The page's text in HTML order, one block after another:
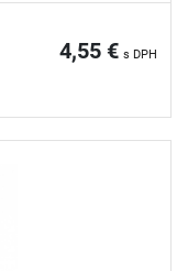
4,55 € s DPH